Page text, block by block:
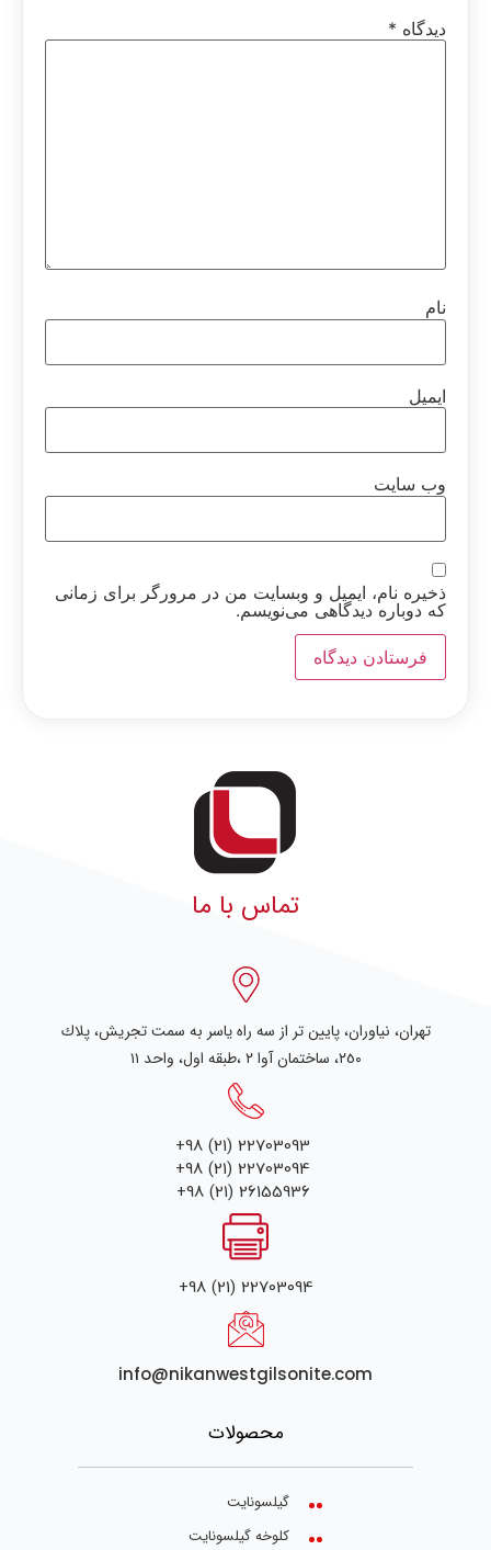
دیدگاه *
نام
ایمیل
وب‌ سایت
ذخیره نام، ایمیل و وبسایت من در مرورگر برای زمانی
که دوباره دیدگاهی می‌نویسم.
تماس با ما
تهران، نياوران، پایین تر از سه راه یاسر به سمت تجریش، پلاك
٢٥٠، ساختمان آوا ۲ ،طبقه اول، واحد ۱۱
+98 (21) 22703093
+98 (21) 22703094
+98 (21) 26155936
+98 (21) 22703094
info@nikanwestgilsonite.com
محصولات
گیلسونایت
کلوخه گیلسونایت